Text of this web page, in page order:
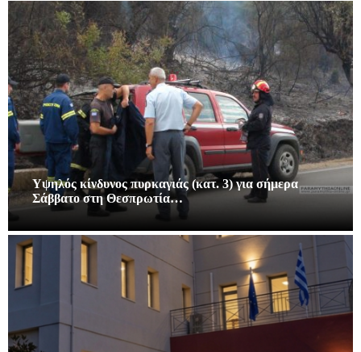
Υψηλός κίνδυνος πυρκαγιάς (κατ. 3) για σήμερα
Σάββατο στη Θεσπρωτία…